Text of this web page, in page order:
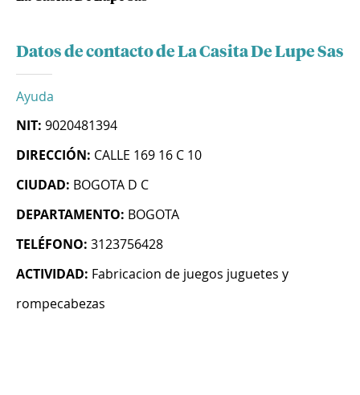
Datos de contacto de La Casita De Lupe Sas
Ayuda
NIT: 9020481394
DIRECCIÓN: CALLE 169 16 C 10
CIUDAD: BOGOTA D C
DEPARTAMENTO: BOGOTA
TELÉFONO: 3123756428
ACTIVIDAD: Fabricacion de juegos juguetes y
rompecabezas